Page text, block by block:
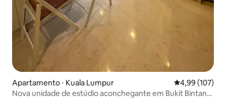
Apartamento ⋅ Kuala Lumpur 4,99 de uma
4,99 (107)
Nova unidade de estúdio aconchegante em Bukit Bintang